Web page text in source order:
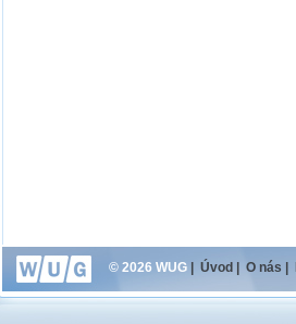
© 2026 WUG Úvod O nás